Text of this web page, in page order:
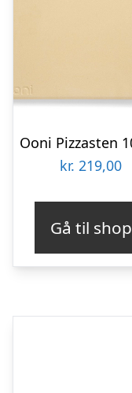
kr. 219,00
Gå til shop